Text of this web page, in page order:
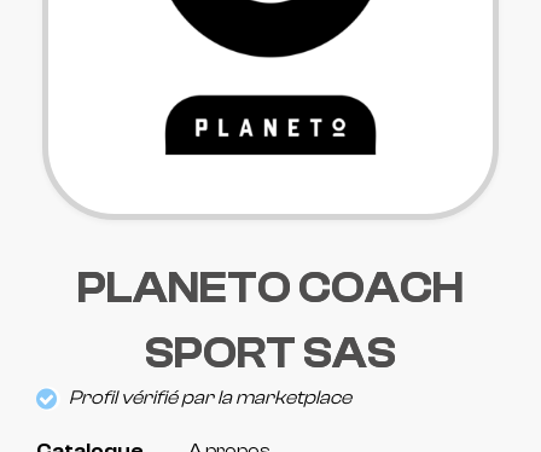
PLANETO COACH
SPORT SAS
Profil vérifié par la marketplace